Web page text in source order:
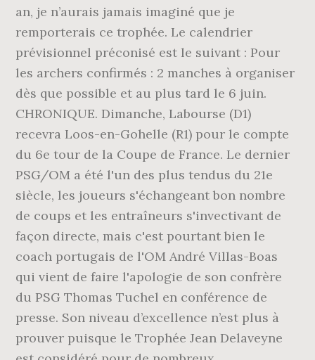
an, je n’aurais jamais imaginé que je
remporterais ce trophée. Le calendrier
prévisionnel préconisé est le suivant : Pour
les archers confirmés : 2 manches à organiser
dès que possible et au plus tard le 6 juin.
CHRONIQUE. Dimanche, Labourse (D1)
recevra Loos-en-Gohelle (R1) pour le compte
du 6e tour de la Coupe de France. Le dernier
PSG/OM a été l'un des plus tendus du 21e
siècle, les joueurs s'échangeant bon nombre
de coups et les entraîneurs s'invectivant de
façon directe, mais c'est pourtant bien le
coach portugais de l'OM André Villas-Boas
qui vient de faire l'apologie de son confrère
du PSG Thomas Tuchel en conférence de
presse. Son niveau d’excellence n’est plus à
prouver puisque le Trophée Jean Delaveyne